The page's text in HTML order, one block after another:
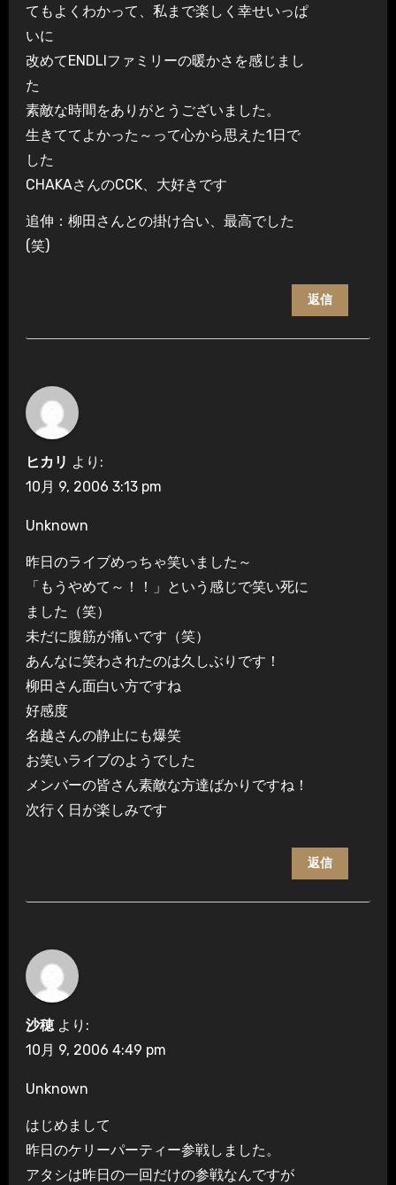
てもよくわかって、私まで楽しく幸せいっぱ
いに
改めてENDLIファミリーの暖かさを感じまし
た
素敵な時間をありがとうございました。
生きててよかった～って心から思えた1日で
した
CHAKAさんのCCK、大好きです
追伸：柳田さんとの掛け合い、最高でした
(笑)
返信
ヒカリ より:
10月 9, 2006 3:13 pm
Unknown
昨日のライブめっちゃ笑いました～
「もうやめて～！！」という感じで笑い死に
ました（笑）
未だに腹筋が痛いです（笑）
あんなに笑わされたのは久しぶりです！
柳田さん面白い方ですね
好感度
名越さんの静止にも爆笑
お笑いライブのようでした
メンバーの皆さん素敵な方達ばかりですね！
次行く日が楽しみです
返信
沙穂 より:
10月 9, 2006 4:49 pm
Unknown
はじめまして
昨日のケリーパーティー参戦しました。
アタシは昨日の一回だけの参戦なんですが